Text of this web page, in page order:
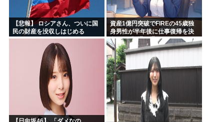
【悲報】 ロシアさん、ついに国
民の財産を没収しはじめる
資産1億円突破でFIREの45歳独
身男性が半年後に仕事復帰を決
意した「1通の通知」